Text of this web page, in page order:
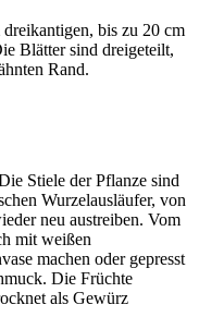
bis zu 20 cm
Blätter sind dreigeteilt,
Rand.
Stiele der Pflanze sind
Wurzelausläufer, von
neu austreiben. Vom
mit weißen
machen oder gepresst
Die Früchte
als Gewürz